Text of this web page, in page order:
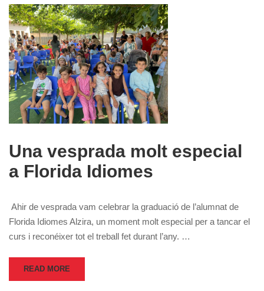
Una vesprada molt especial
a Florida Idiomes
Ahir de vesprada vam celebrar la graduació de l’alumnat de
Florida Idiomes Alzira, un moment molt especial per a tancar el
curs i reconéixer tot el treball fet durant l’any. …
READ MORE